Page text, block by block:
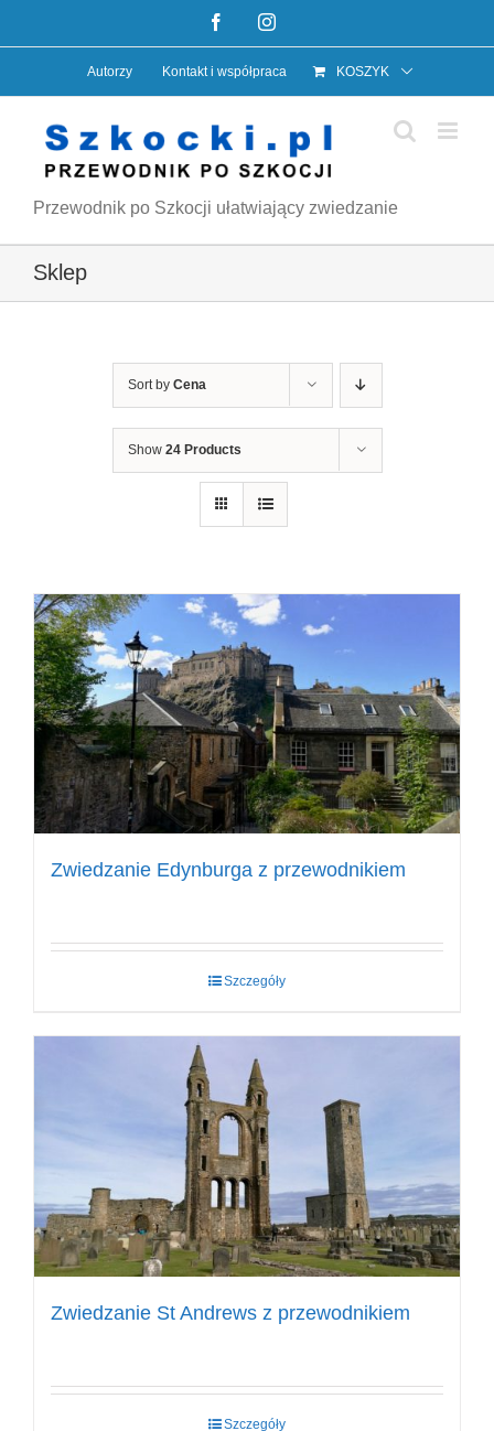
do
FacebookInstagram
Autorzy Kontakt i współpraca KOSZYK
Przewodnik po Szkocji ułatwiający zwiedzanie
Sklep
Sort by Cena
Show 24 Products
Zwiedzanie Edynburga z przewodnikiem
Szczegóły
Zwiedzanie St Andrews z przewodnikiem
Szczegóły